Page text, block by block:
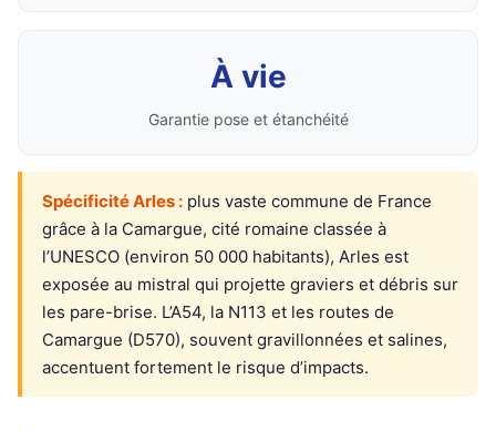
À vie
Garantie pose et étanchéité
Spécificité Arles : plus vaste commune de France
grâce à la Camargue, cité romaine classée à
l’UNESCO (environ 50 000 habitants), Arles est
exposée au mistral qui projette graviers et débris sur
les pare-brise. L’A54, la N113 et les routes de
Camargue (D570), souvent gravillonnées et salines,
accentuent fortement le risque d’impacts.